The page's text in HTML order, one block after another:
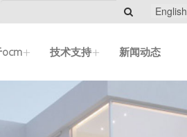
English
ocm+ 技术支持+ 新闻动态